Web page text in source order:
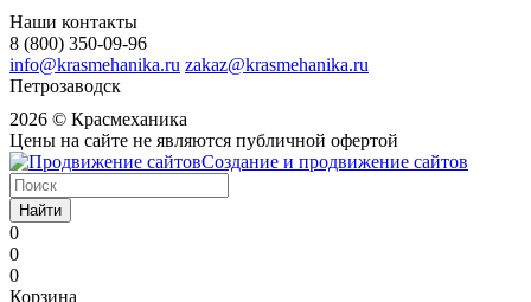
Наши контакты
8 (800) 350-09-96
info@krasmehanika.ru zakaz@krasmehanika.ru
Петрозаводск
2026 © Красмеханика
Цены на сайте не являются публичной офертой
Создание и продвижение сайтов
Найти
0
0
0
Корзина